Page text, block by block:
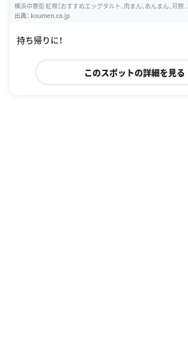
横浜中華街 紅棉［おすすめエッグタルト、肉まん、あんまん、月餅
出典： koumen.co.jp
持ち帰りに！
このスポットの詳細を見る